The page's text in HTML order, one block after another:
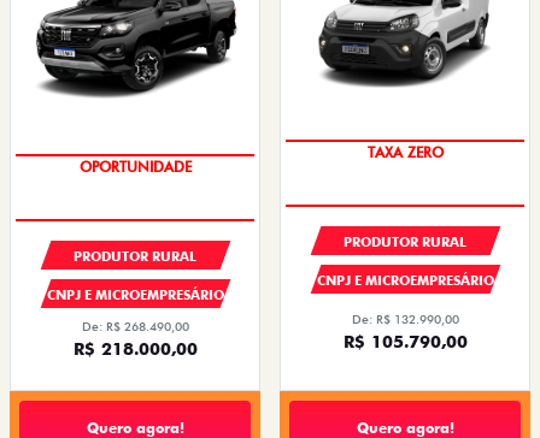
OPORTUNIDADE
PRODUTOR RURAL
CNPJ E MICROEMPRESÁRIO
De: R$ 268.490,00
R$ 218.000,00
Quero agora!
TAXA ZERO
PRODUTOR RURAL
CNPJ E MICROEMPRESÁRIO
De: R$ 132.990,00
R$ 105.790,00
Quero agora!